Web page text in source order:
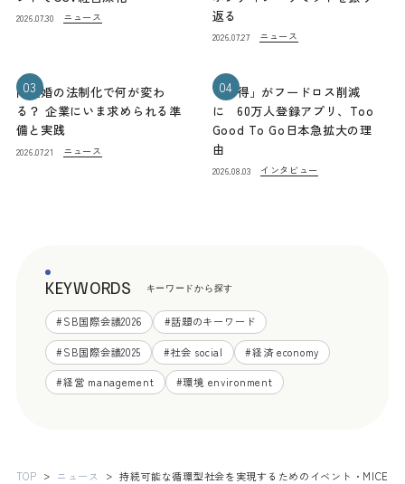
2026.07.30 ニュース
返る
2026.07.27 ニュース
03
同性婚の法制化で何が変わ
る？ 企業にいま求められる準
備と実践
2026.07.21 ニュース
04
「お得」がフードロス削減
に 60万人登録アプリ、Too
Good To Go日本急拡大の理
由
2026.08.03 インタビュー
KEYWORDS キーワードから探す
#SB国際会議2026 #話題のキーワード
#SB国際会議2025 #社会 social #経済 economy
#経営 management #環境 environment
TOP ニュース 持続可能な循環型社会を実現するためのイベント・MICE運